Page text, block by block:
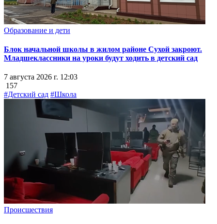
Образование и дети
Блок начальной школы в жилом районе Сухой закроют.
Младшеклассники на уроки будут ходить в детский сад
7 августа 2026 г. 12:03
157
#Детский сад #Школа
Происшествия